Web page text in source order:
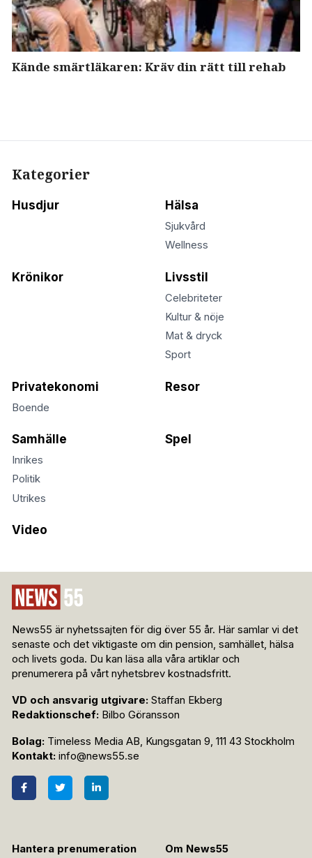
Kände smärtläkaren: Kräv din rätt till rehab
Kategorier
Husdjur Hälsa
Sjukvård
Wellness
Krönikor Livsstil
Celebriteter
Kultur & nöje
Mat & dryck
Sport
Privatekonomi
Boende
Resor
Samhälle
Inrikes
Politik
Utrikes
Spel
Video
News55 är nyhetssajten för dig över 55 år. Här samlar vi det
senaste och det viktigaste om din pension, samhället, hälsa
och livets goda. Du kan läsa alla våra artiklar och
prenumerera på vårt nyhetsbrev kostnadsfritt.
VD och ansvarig utgivare: Staffan Ekberg
Redaktionschef: Bilbo Göransson
Bolag: Timeless Media AB, Kungsgatan 9, 111 43 Stockholm
Kontakt: info@news55.se
Hantera prenumeration Om News55